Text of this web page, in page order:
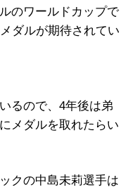
のワールドカップで
ダルが期待されてい
るので、4年後は弟
メダルを取れたらい
クの中島未莉選手は